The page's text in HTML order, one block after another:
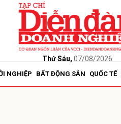
Thứ Sáu, 07/08/2026
NGHIỆP BẤT ĐỘNG SẢN QUỐC TẾ